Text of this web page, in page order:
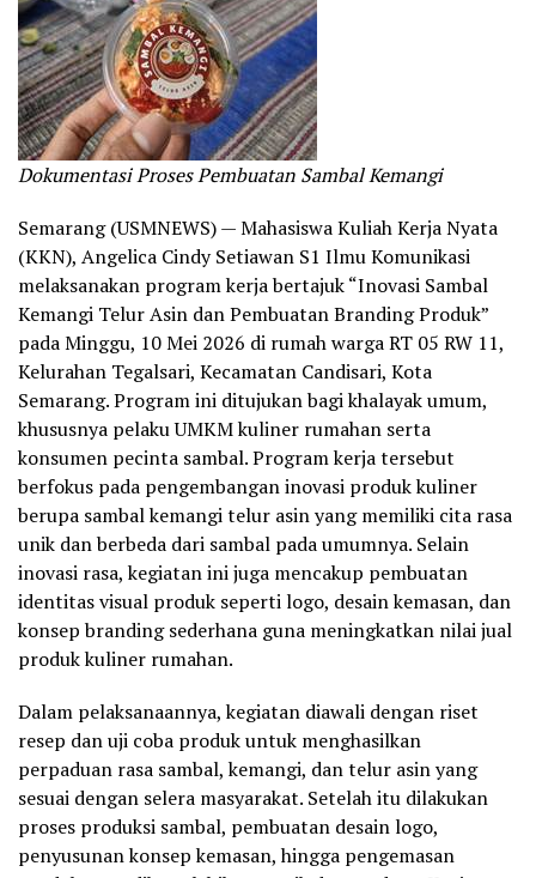
Dokumentasi Proses Pembuatan Sambal Kemangi
Semarang (USMNEWS) — Mahasiswa Kuliah Kerja Nyata
(KKN), Angelica Cindy Setiawan S1 Ilmu Komunikasi
melaksanakan program kerja bertajuk “Inovasi Sambal
Kemangi Telur Asin dan Pembuatan Branding Produk”
pada Minggu, 10 Mei 2026 di rumah warga RT 05 RW 11,
Kelurahan Tegalsari, Kecamatan Candisari, Kota
Semarang. Program ini ditujukan bagi khalayak umum,
khususnya pelaku UMKM kuliner rumahan serta
konsumen pecinta sambal. Program kerja tersebut
berfokus pada pengembangan inovasi produk kuliner
berupa sambal kemangi telur asin yang memiliki cita rasa
unik dan berbeda dari sambal pada umumnya. Selain
inovasi rasa, kegiatan ini juga mencakup pembuatan
identitas visual produk seperti logo, desain kemasan, dan
konsep branding sederhana guna meningkatkan nilai jual
produk kuliner rumahan.
Dalam pelaksanaannya, kegiatan diawali dengan riset
resep dan uji coba produk untuk menghasilkan
perpaduan rasa sambal, kemangi, dan telur asin yang
sesuai dengan selera masyarakat. Setelah itu dilakukan
proses produksi sambal, pembuatan desain logo,
penyusunan konsep kemasan, hingga pengemasan